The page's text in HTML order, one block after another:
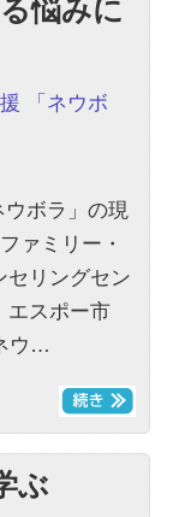
悩みに
「ネウボ
ウボラ」の現
ァミリー・
セリングセン
エスポー市
ウ…
ぶ